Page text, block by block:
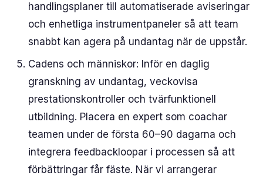
handlingsplaner till automatiserade aviseringar
och enhetliga instrumentpaneler så att team
snabbt kan agera på undantag när de uppstår.
Cadens och människor: Inför en daglig
granskning av undantag, veckovisa
prestationskontroller och tvärfunktionell
utbildning. Placera en expert som coachar
teamen under de första 60–90 dagarna och
integrera feedbackloopar i processen så att
förbättringar får fäste. När vi arrangerar